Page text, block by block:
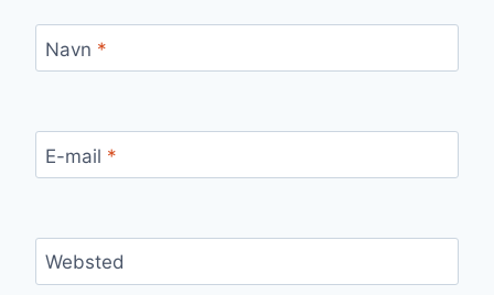
Navn *
E-mail *
Websted